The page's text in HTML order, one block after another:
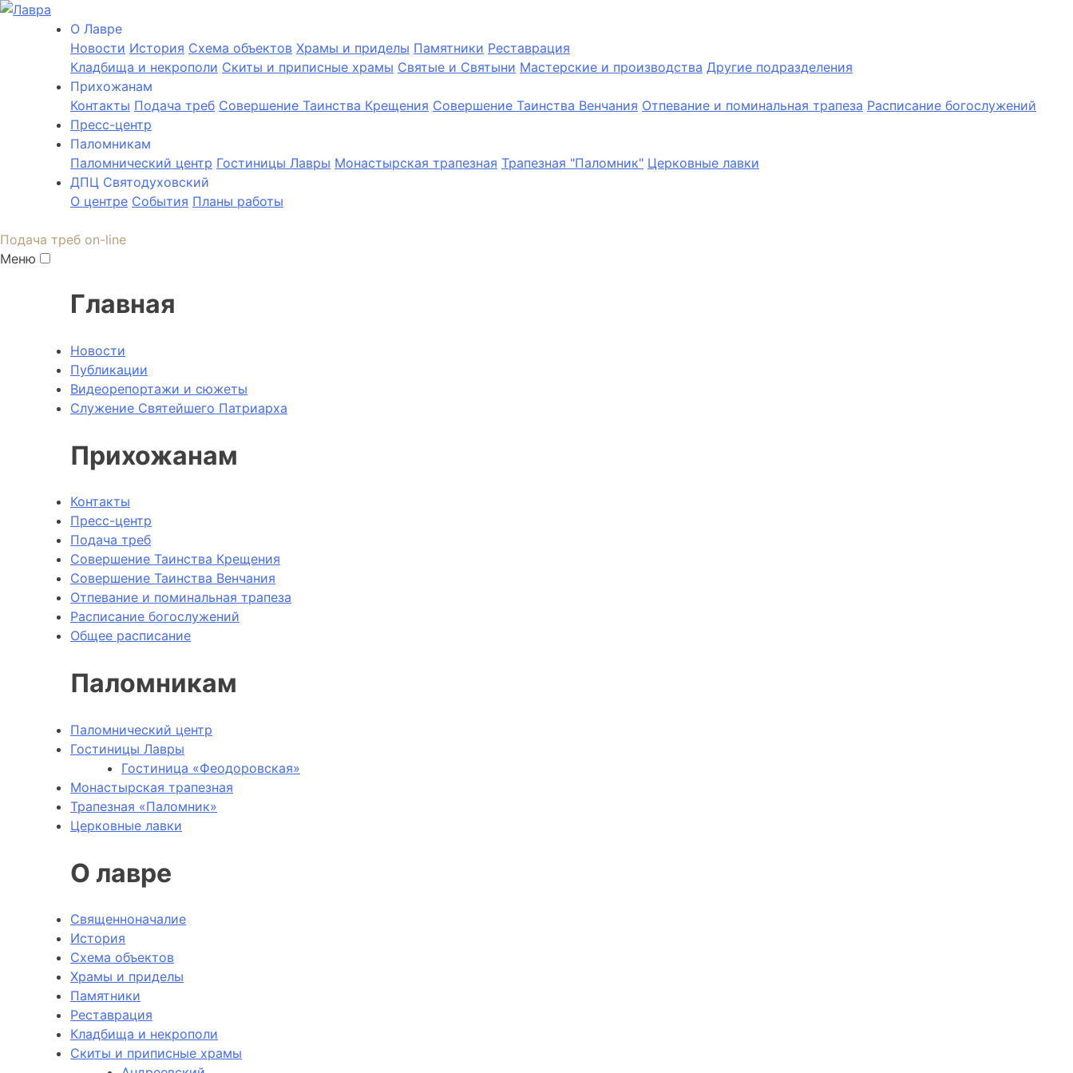
О Лаврe
Новости История Cхема объектов Храмы и приделы Памятники Реставрация
Кладбища и некрополи Скиты и приписные храмы Святые и Святыни Мастерские и производства Другие подразделения
Прихожанам
Контакты Подача треб Совершение Таинства Крещения Совершение Таинства Венчания Отпевание и поминальная трапеза Расписание богослужений
Пресс-центр
Паломникам
Паломнический центр Гостиницы Лавры Монастырская трапезная Трапезная "Паломник" Церковные лавки
ДПЦ Святодуховский
О центре События Планы работы
Подача треб on-line
Меню
Главная
Новости
Публикации
Видеорепортажи и сюжеты
Служение Святейшего Патриарха
Прихожанам
Контакты
Пресс-центр
Подача треб
Совершение Таинства Крещения
Совершение Таинства Венчания
Отпевание и поминальная трапеза
Расписание богослужений
Общее расписание
Паломникам
Паломнический центр
Гостиницы Лавры
Гостиница «Феодоровская»
Монастырская трапезная
Трапезная «Паломник»
Церковные лавки
О лавре
Священноначалие
История
Схема объектов
Храмы и приделы
Памятники
Реставрация
Кладбища и некрополи
Скиты и приписные храмы